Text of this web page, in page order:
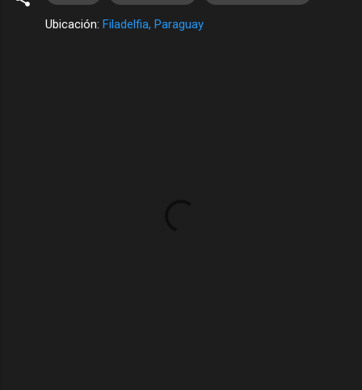
Ubicación: Filadelfia, Paraguay